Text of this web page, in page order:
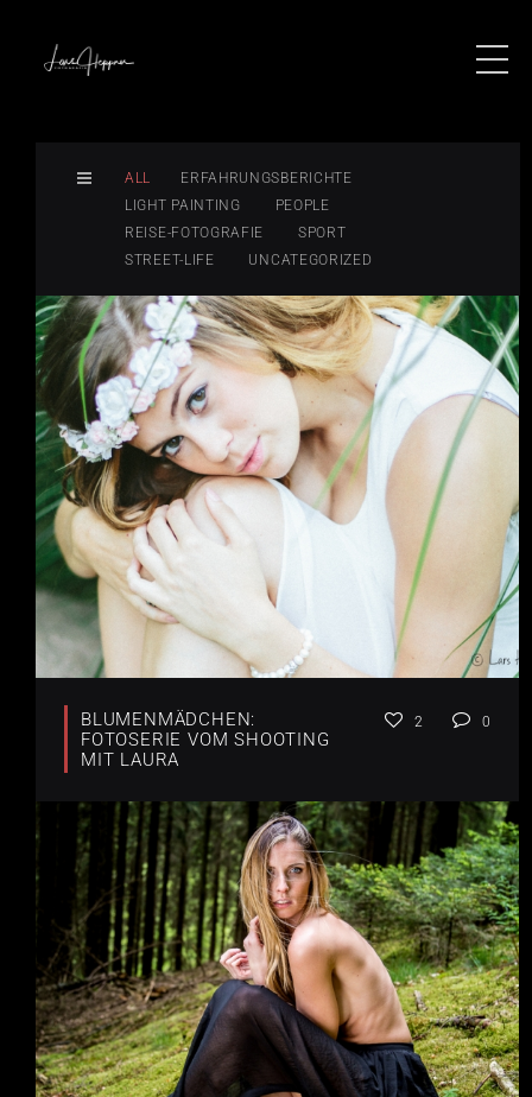
ALL
ERFAHRUNGSBERICHTE
LIGHT PAINTING
PEOPLE
REISE-FOTOGRAFIE
SPORT
STREET-LIFE
UNCATEGORIZED
BLUMENMÄDCHEN:
FOTOSERIE VOM SHOOTING
MIT LAURA
2 0